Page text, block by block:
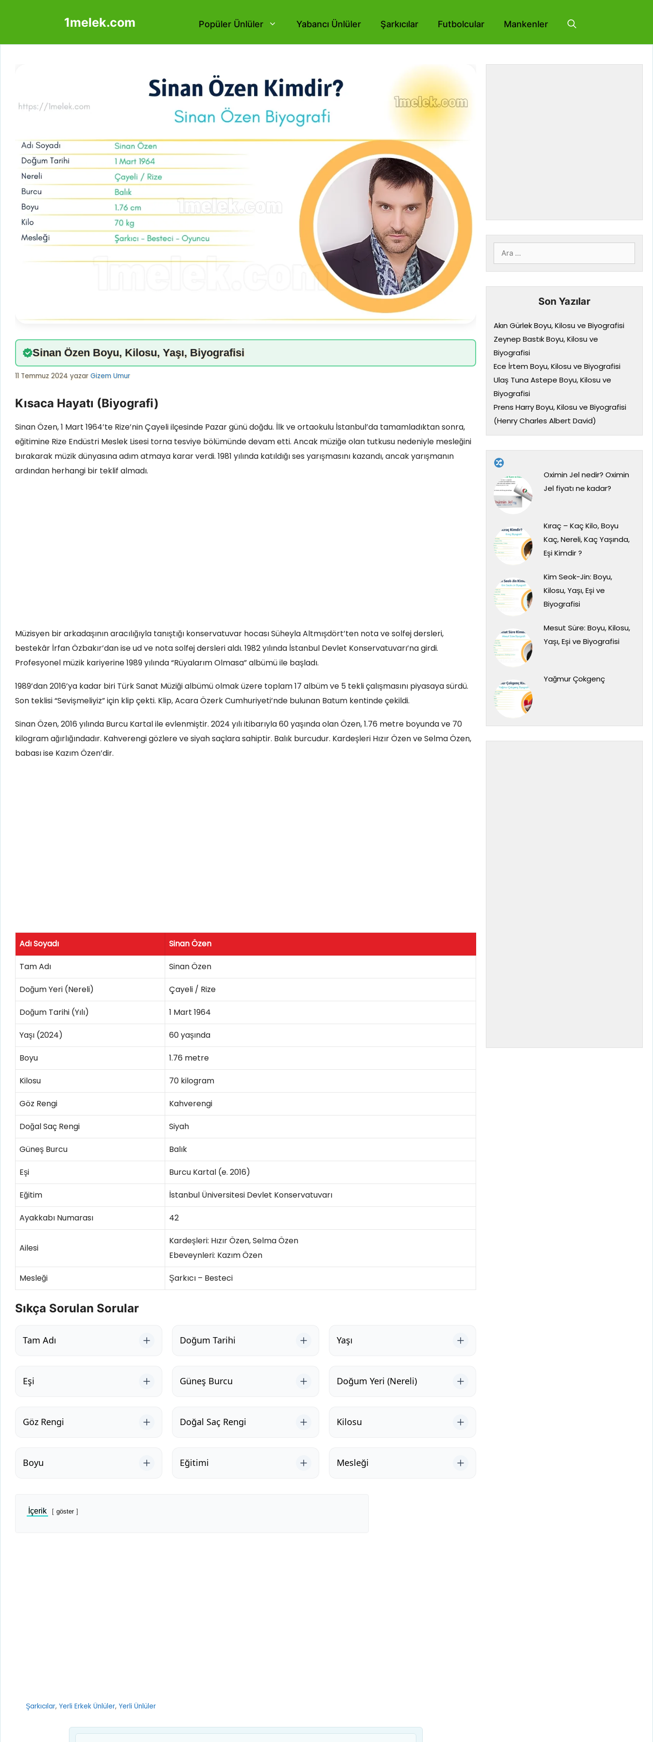
1melek.com Popüler Ünlüler Yabancı Ünlüler Şarkıcılar Futbolcular Mankenler
Sinan Özen Boyu, Kilosu, Yaşı, Biyografisi
11 Temmuz 2024 yazar Gizem Umur
Kısaca Hayatı (Biyografi)
Sinan Özen, 1 Mart 1964’te Rize’nin Çayeli ilçesinde Pazar günü doğdu. İlk ve ortaokulu İstanbul’da tamamladıktan sonra,
eğitimine Rize Endüstri Meslek Lisesi torna tesviye bölümünde devam etti. Ancak müziğe olan tutkusu nedeniyle mesleğini
bırakarak müzik dünyasına adım atmaya karar verdi. 1981 yılında katıldığı ses yarışmasını kazandı, ancak yarışmanın
ardından herhangi bir teklif almadı.
Müzisyen bir arkadaşının aracılığıyla tanıştığı konservatuvar hocası Süheyla Altmışdört’ten nota ve solfej dersleri,
bestekâr İrfan Özbakır’dan ise ud ve nota solfej dersleri aldı. 1982 yılında İstanbul Devlet Konservatuvarı’na girdi.
Profesyonel müzik kariyerine 1989 yılında “Rüyalarım Olmasa” albümü ile başladı.
1989’dan 2016’ya kadar biri Türk Sanat Müziği albümü olmak üzere toplam 17 albüm ve 5 tekli çalışmasını piyasaya sürdü.
Son teklisi “Sevişmeliyiz” için klip çekti. Klip, Acara Özerk Cumhuriyeti’nde bulunan Batum kentinde çekildi.
Sinan Özen, 2016 yılında Burcu Kartal ile evlenmiştir. 2024 yılı itibarıyla 60 yaşında olan Özen, 1.76 metre boyunda ve 70
kilogram ağırlığındadır. Kahverengi gözlere ve siyah saçlara sahiptir. Balık burcudur. Kardeşleri Hızır Özen ve Selma Özen,
babası ise Kazım Özen’dir.
Adı Soyadı Sinan Özen
Tam Adı Sinan Özen
Doğum Yeri (Nereli) Çayeli / Rize
Doğum Tarihi (Yılı) 1 Mart 1964
Yaşı (2024) 60 yaşında
Boyu 1.76 metre
Kilosu 70 kilogram
Göz Rengi Kahverengi
Doğal Saç Rengi Siyah
Güneş Burcu Balık
Eşi Burcu Kartal (e. 2016)
Eğitim İstanbul Üniversitesi Devlet Konservatuvarı
Ayakkabı Numarası 42
Ailesi
Kardeşleri: Hızır Özen, Selma Özen
Ebeveynleri: Kazım Özen
Mesleği Şarkıcı – Besteci
Sıkça Sorulan Sorular
Tam Adı Doğum Tarihi Yaşı
Eşi Güneş Burcu Doğum Yeri (Nereli)
Göz Rengi Doğal Saç Rengi Kilosu
Boyu Eğitimi Mesleği
İçerik göster
Kategoriler
Şarkıcılar, Yerli Erkek Ünlüler, Yerli Ünlüler
için
ara
Son Yazılar
Akın Gürlek Boyu, Kilosu ve Biyografisi
Zeynep Bastık Boyu, Kilosu ve
Biyografisi
Ece İrtem Boyu, Kilosu ve Biyografisi
Ulaş Tuna Astepe Boyu, Kilosu ve
Biyografisi
Prens Harry Boyu, Kilosu ve Biyografisi
(Henry Charles Albert David)
Oximin Jel nedir? Oximin
Jel fiyatı ne kadar?
Kıraç – Kaç Kilo, Boyu
Kaç, Nereli, Kaç Yaşında,
Eşi Kimdir ?
Kim Seok-Jin: Boyu,
Kilosu, Yaşı, Eşi ve
Biyografisi
Mesut Süre: Boyu, Kilosu,
Yaşı, Eşi ve Biyografisi
Yağmur Çokgenç